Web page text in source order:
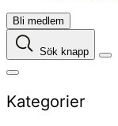
Bli medlem
Sök knapp
Kategorier